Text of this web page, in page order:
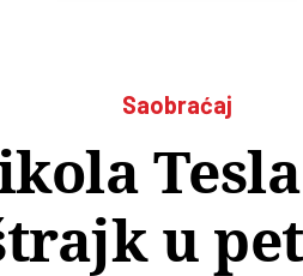
Saobraćaj
u